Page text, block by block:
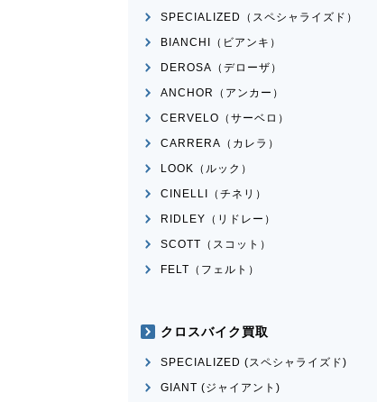
SPECIALIZED（スペシャライズド）
BIANCHI（ビアンキ）
DEROSA（デローザ）
ANCHOR（アンカー）
CERVELO（サーベロ）
CARRERA（カレラ）
LOOK（ルック）
CINELLI（チネリ）
RIDLEY（リドレー）
SCOTT（スコット）
FELT（フェルト）
クロスバイク買取
SPECIALIZED (スペシャライズド)
GIANT (ジャイアント)